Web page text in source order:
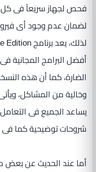
فحص لجهاز سريعاً فى كل
لضمان عدم وجود أى
الضارة، كما أن هذه
وخالية من المشاكل،
يساعد الجميع فى
شروحات توضيحية كما فى
أما عند الحديث عن بعض